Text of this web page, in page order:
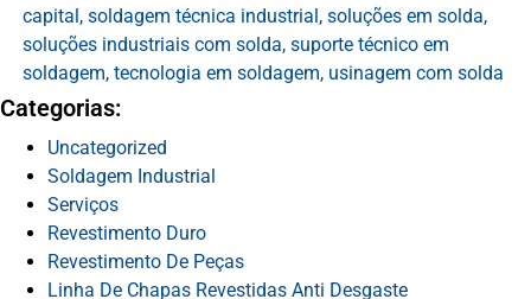
capital, soldagem técnica industrial, soluções em solda,
soluções industriais com solda, suporte técnico em
soldagem, tecnologia em soldagem, usinagem com solda
Categorias:
Uncategorized
Soldagem Industrial
Serviços
Revestimento Duro
Revestimento De Peças
Linha De Chapas Revestidas Anti Desgaste